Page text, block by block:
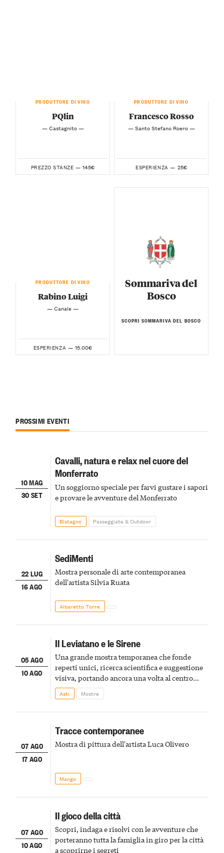
PRODUTTORE DI VINO
PQlin
— Castagnito —
PREZZO STANZE — 145€
PRODUTTORE DI VINO
Francesco Rosso
— Santo Stefano Roero —
ESPERIENZA — 25€
PRODUTTORE DI VINO
Rabino Luigi
— Canale —
ESPERIENZA — 15.00€
Sommariva del
Bosco
SCOPRI SOMMARIVA DEL BOSCO
PROSSIMI EVENTI
10 MAG
30 SET
Cavalli, natura e relax nel cuore del
Monferrato
Un soggiorno speciale per farvi gustare i sapori
e provare le avventure del Monferrato
Bistagno Passeggiate & Outdoor
22 LUG
16 AGO
SediMenti
Mostra personale di arte contemporanea
dell'artista Silvia Ruata
Albaretto Torre
05 AGO
10 AGO
Il Leviatano e le Sirene
Una grande mostra temporanea che fonde
reperti unici, ricerca scientifica e suggestione
visiva, portando ancora una volta al centro
della scena le meraviglie del passato astigiano
Asti Mostre
07 AGO
17 AGO
Tracce contemporanee
Mostra di pittura dell'artista Luca Olivero
Mango
07 AGO
10 AGO
Il gioco della città
Scopri, indaga e risolvi con le avventure che
porteranno tutta la famiglia in giro per la città
a scoprirne i segreti